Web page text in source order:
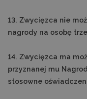
13. Zwycięzca nie
nagrody na osobę
14. Zwycięzca ma
przyznanej mu
stosowne